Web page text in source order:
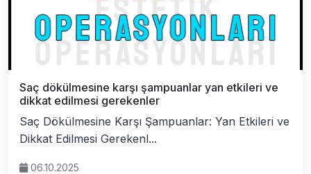
Saç dökülmesine karşı şampuanlar yan etkileri ve
dikkat edilmesi gerekenler
Saç Dökülmesine Karşı Şampuanlar: Yan Etkileri ve
Dikkat Edilmesi Gerekenl...
06.10.2025